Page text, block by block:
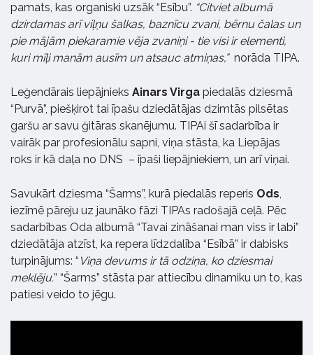
pamats, kas organiski uzsāk “Esību”. “Citviet albumā
dzirdamas arī viļņu šalkas, baznīcu zvani, bērnu čalas un
pie mājām piekaramie vēja zvaniņi - tie visi ir elementi,
kuri mīļi manām ausīm un atsauc atmiņas,” norāda TIPA.
Leģendārais liepājnieks Ainars Virga piedalās dziesmā
“Purvā”, piešķirot tai īpašu dziedātājas dzimtās pilsētas
garšu ar savu ģitāras skanējumu. TIPAi šī sadarbība ir
vairāk par profesionālu sapni, viņa stāsta, ka Liepājas
roks ir kā daļa no DNS – īpaši liepājniekiem, un arī viņai.
Savukārt dziesma “Šarms”, kurā piedalās reperis Ods,
iezīmē pāreju uz jaunāko fāzi TIPAs radošajā ceļā. Pēc
sadarbības Oda albumā “Tavai zināšanai man viss ir labi”
dziedātāja atzīst, ka repera līdzdalība “Esībā” ir dabisks
turpinājums: “ Viņa devums ir tā odziņa, ko dziesmai
meklēju.” “Šarms” stāsta par attiecību dinamiku un to, kas
patiesi veido to jēgu.